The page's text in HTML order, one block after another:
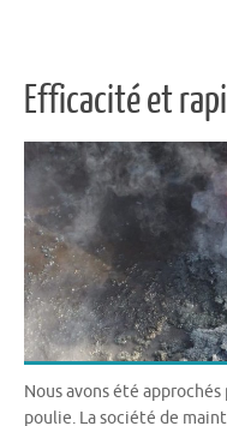
Efficacité et
Nous avons été
poulie. La société de